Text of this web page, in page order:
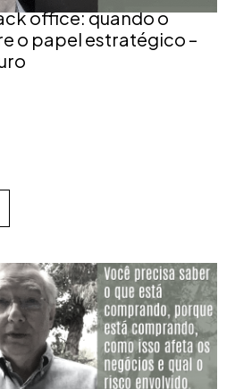
office: quando o
o papel estratégico –